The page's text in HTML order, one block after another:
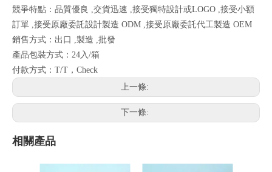
競爭特點：品質優良 ,交貨迅速 ,接受獨特設計或LOGO ,接受小額
訂單 ,接受原廠委託設計製造 ODM ,接受原廠委託代工製造 OEM
銷售方式：出口 ,製造 ,批發
產品包裝方式：24入/箱
付款方式：T/T，Check
上一條:
下一條:
相關產品